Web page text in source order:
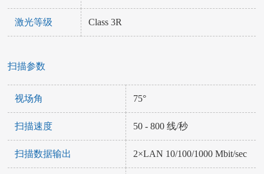
激光等级 Class 3R
扫描参数
视场角 75°
扫描速度 50 - 800 线/秒
扫描数据输出 2×LAN 10/100/1000 Mbit/sec